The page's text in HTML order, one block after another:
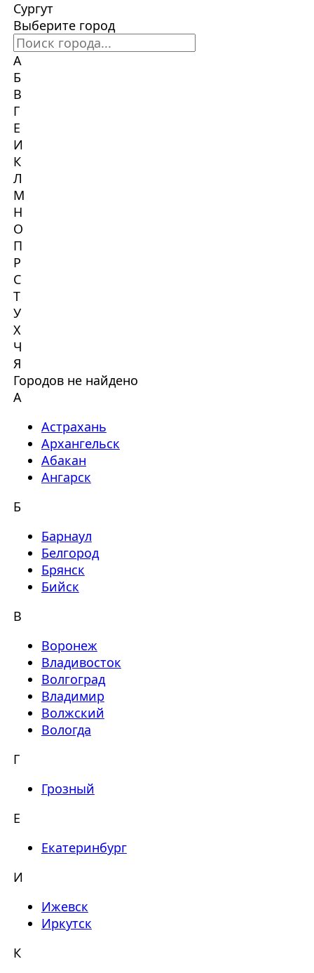
Сургут
Выберите город
А
Б
В
Г
Е
И
К
Л
М
Н
О
П
Р
С
Т
У
Х
Ч
Я
Городов не найдено
А
Астрахань
Архангельск
Абакан
Ангарск
Б
Барнаул
Белгород
Брянск
Бийск
В
Воронеж
Владивосток
Волгоград
Владимир
Волжский
Вологда
Г
Грозный
Е
Екатеринбург
И
Ижевск
Иркутск
К